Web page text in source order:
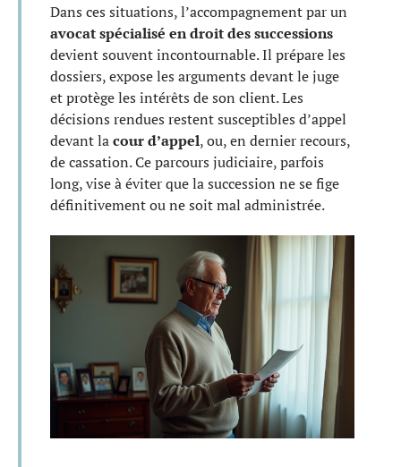
Dans ces situations, l’accompagnement par un
avocat spécialisé en droit des successions
devient souvent incontournable. Il prépare les
dossiers, expose les arguments devant le juge
et protège les intérêts de son client. Les
décisions rendues restent susceptibles d’appel
devant lacour d’appel, ou, en dernier recours,
de cassation. Ce parcours judiciaire, parfois
long, vise à éviter que la succession ne se fige
définitivement ou ne soit mal administrée.